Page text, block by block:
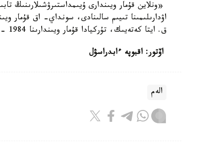
«ونلاين قۇمار ويىندارى ۇيىمداستىرۋشىلارىنىڭ
اۋدارىلىمىنا تىيىم سالىنادى، سونداي- اق قۇمار
ق. ايتا كەتەيىك، تۇركيادا قۇمار ويىندارىنا 1984 -جىلى رەسمي تىيىم سالىنعان.
اۆتور: اقبوپە ءابدراسۋل
الەم